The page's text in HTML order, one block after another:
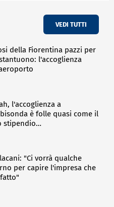
VEDI TUTTI
della Fiorentina pazzi per
l'accoglienza
l'accoglienza a
è folle quasi come il
stipendio…
"Ci vorrà qualche
per capire l'impresa che